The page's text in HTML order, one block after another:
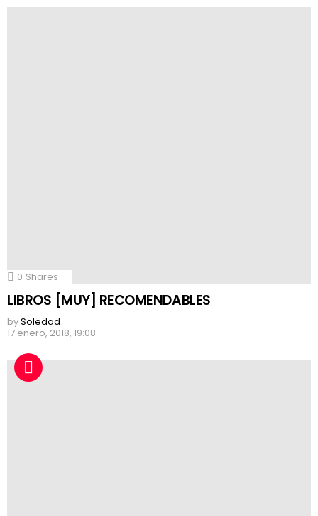
0 Shares
LIBROS [MUY] RECOMENDABLES
bySoledad
17 enero, 2018, 19:08